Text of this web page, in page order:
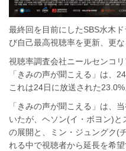
最終回を目前にしたSBS水木
び自己最高視聴率を更新、更
視聴率調査会社ニールセンコ
「きみの声が聞こえる」は、
これは24日に放送された
「きみの声が聞こえる」は、
いたが、ヘソン(イ・ボヨン)
の展開と、ミン・ジュングク(
れる中で視聴者から延長を希